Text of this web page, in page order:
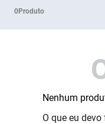
0Produto
Nenhum
O que eu devo
Fralda G
Desodorante